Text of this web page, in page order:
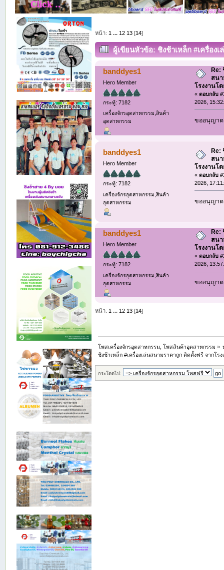
หน้า: 1 ... 12 13[14]
ผู้เขียนหัวข้อ: ชิงช้าเหล็ก #เครื่อง
081-9123486 . (อ่าน 3447 ครั้ง)
banddyes1
Hero Member
กระทู้: 7182
เครื่องจักรอุตสาหกรรม,สินค้า
อุตสาหกรรม
Re:
สนา
โรงงานโ
«ตอบกลับ
2026,
ขออนุญาต
banddyes1
Hero Member
กระทู้: 7182
เครื่องจักรอุตสาหกรรม,สินค้า
อุตสาหกรรม
Re:
สนา
โรงงานโ
«ตอบกลับ
2026,
ขออนุญาต
banddyes1
Hero Member
กระทู้: 7182
เครื่องจักรอุตสาหกรรม,สินค้า
อุตสาหกรรม
Re:
สนา
โรงงานโ
«ตอบกลับ
2026,
ขออนุญาต
หน้า: 1 ... 12 13[14]
โพสเครื่องจักรอุตสาหกรรม, โพสสินค้าอุตสาหกรรม »
ชิงช้าเหล็ก #เครื่องเล่นสนามราคาถูก ติดตั้งฟรี จากโร
กระโดดไป: